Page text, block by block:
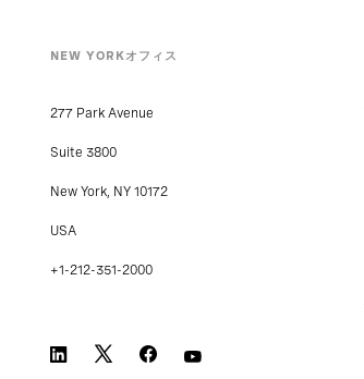
NEW YORKオフィス
277 Park Avenue
Suite 3800
New York, NY 10172
USA
+1-212-351-2000